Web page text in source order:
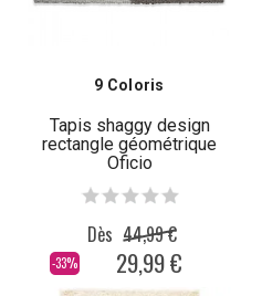
9 Coloris
Tapis shaggy design
rectangle géométrique
Oficio
-33%
Dès 44,99 €
29,99 €